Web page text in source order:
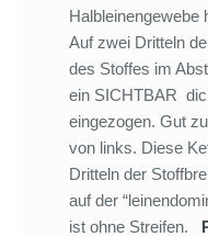
Halbleinengewebe
Auf zwei Dritteln
des Stoffes im
ein SICHTBAR
eingezogen. Gut
von links. Diese
Dritteln der
auf der
ist ohne Streifen.